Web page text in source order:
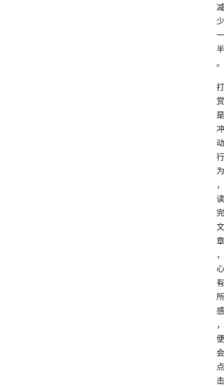
减
少
一
半
。
打
赏
是
冲
动
行
为
，
读
完
文
章
，
心
有
所
感
，
便
会
点
击